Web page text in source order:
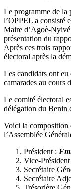
Le programme de la
l’OPPEL a consisté
Maire d’Agoè-
présentation du
Après ces trois
électoral après la
Les candidats ont
camarades au cours
Le comité électoral
délégation du Benin
Voici la composition
l’Assemblée
Président :
Vice-Président
Secrétaire
Secrétaire